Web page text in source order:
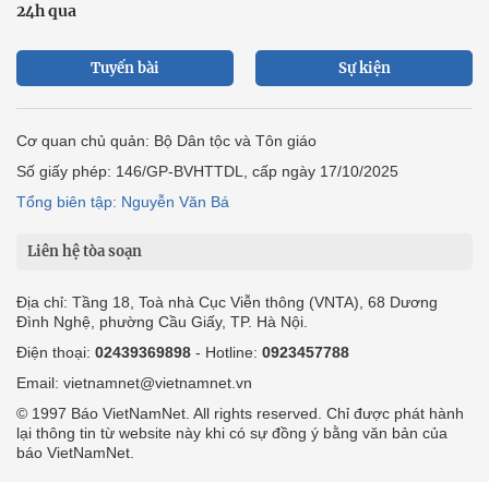
24h qua
Tuyến bài Sự kiện
Cơ quan chủ quản: Bộ Dân tộc và Tôn giáo
Số giấy phép: 146/GP-BVHTTDL, cấp ngày 17/10/2025
Tổng biên tập: Nguyễn Văn Bá
Liên hệ tòa soạn
Địa chỉ: Tầng 18, Toà nhà Cục Viễn thông (VNTA), 68 Dương
Đình Nghệ, phường Cầu Giấy, TP. Hà Nội.
Điện thoại: 02439369898 - Hotline: 0923457788
Email: vietnamnet@vietnamnet.vn
© 1997 Báo VietNamNet. All rights reserved. Chỉ được phát hành
lại thông tin từ website này khi có sự đồng ý bằng văn bản của
báo VietNamNet.